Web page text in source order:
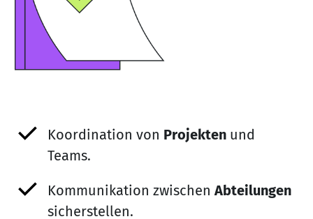
Koordination von Projekten und
Teams.
Kommunikation zwischen Abteilungen
sicherstellen.